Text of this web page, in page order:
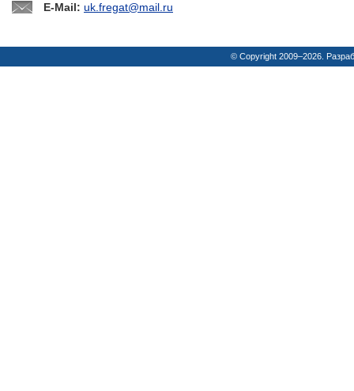
E-Mail: uk.fregat@mail.ru
© Copyright 2009–2026.